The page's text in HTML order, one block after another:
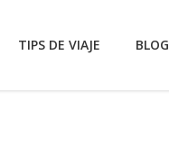
TIPS DE VIAJE BLOG